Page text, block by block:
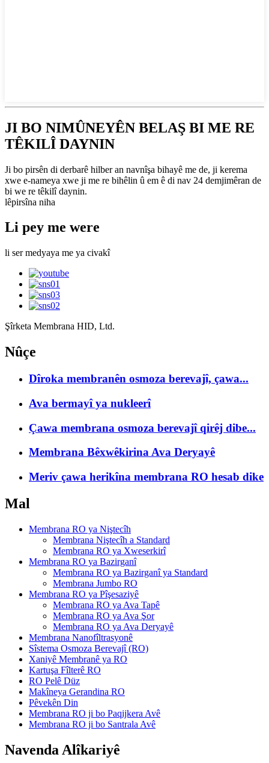
JI BO NIMÛNEYÊN BELAŞ BI ME RE
TÊKILÎ DAYNIN
Ji bo pirsên di derbarê hilber an navnîşa bihayê me de, ji kerema
xwe e-nameya xwe ji me re bihêlin û em ê di nav 24 demjimêran de
bi we re têkilî daynin.
lêpirsîna niha
Li pey me were
li ser medyaya me ya civakî
Şîrketa Membrana HID, Ltd.
Nûçe
Dîroka membranên osmoza berevajî, çawa...
Ava bermayî ya nukleerî
Çawa membrana osmoza berevajî qirêj dibe...
Membrana Bêxwêkirina Ava Deryayê
Meriv çawa herikîna membrana RO hesab dike
Mal
Membrana RO ya Niştecîh
Membrana Niştecîh a Standard
Membrana RO ya Xweserkirî
Membrana RO ya Bazirganî
Membrana RO ya Bazirganî ya Standard
Membrana Jumbo RO
Membrana RO ya Pîşesaziyê
Membrana RO ya Ava Tapê
Membrana RO ya Ava Şor
Membrana RO ya Ava Deryayê
Membrana Nanofîltrasyonê
Sîstema Osmoza Berevajî (RO)
Xaniyê Membranê ya RO
Kartuşa Fîlterê RO
RO Pelê Düz
Makîneya Gerandina RO
Pêvekên Din
Membrana RO ji bo Paqijkera Avê
Membrana RO ji bo Santrala Avê
Navenda Alîkariyê